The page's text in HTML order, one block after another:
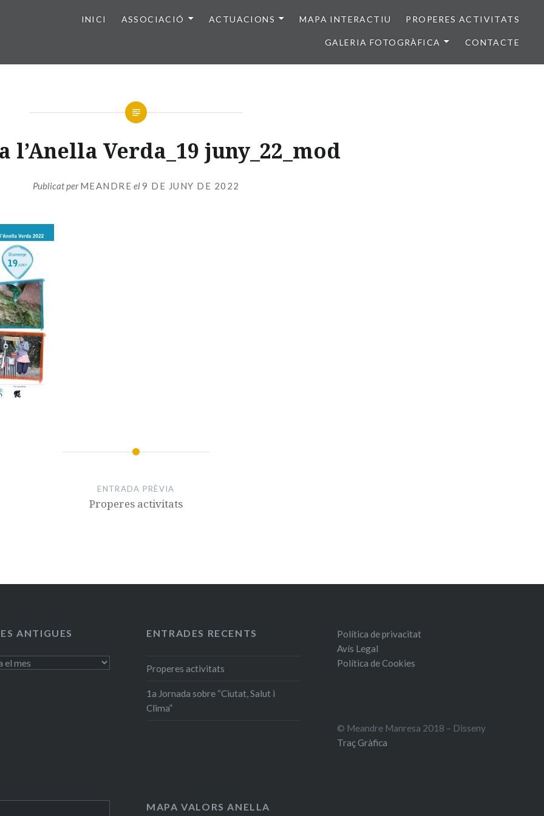
INICI ASSOCIACIÓ ACTUACIONS MAPA INTERACTIU PROPERES ACTIVITATS
GALERIA FOTOGRÀFICA CONTACTE
l’Anella Verda_19 juny_22_mod
Publicat perMEANDRE el9 DE JUNY DE 2022
ENTRADA PRÈVIA
Properes activitats
ANTIGUES ENTRADES RECENTS
Properes activitats
1a Jornada sobre “Ciutat, Salut i
Clima”
Política de privacitat
Avís Legal
Política de Cookies
© Meandre Manresa 2018 – Disseny
Traç Gràfica
MAPA VALORS ANELLA